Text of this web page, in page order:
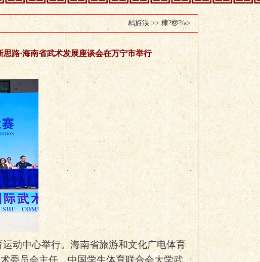
杩斿洖 >>棣?椤?/a>
路·海南省武术发展座谈会在万宁市举行
动中心举行。海南省旅游和文化广电体育
委员会主任、中国学生体育联合会大学武